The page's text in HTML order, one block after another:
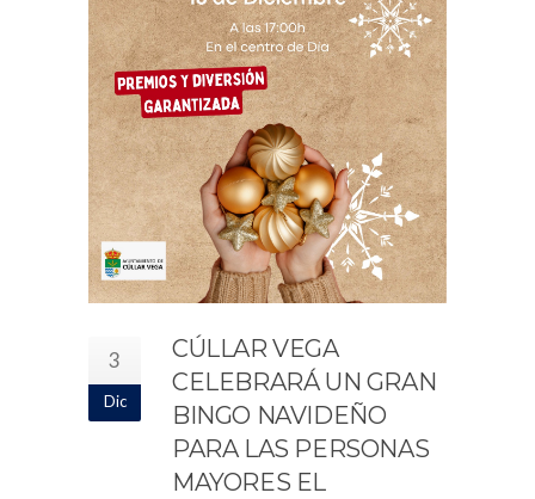
3
Dic
CÚLLAR VEGA
CELEBRARÁ UN GRAN
BINGO NAVIDEÑO
PARA LAS PERSONAS
MAYORES EL